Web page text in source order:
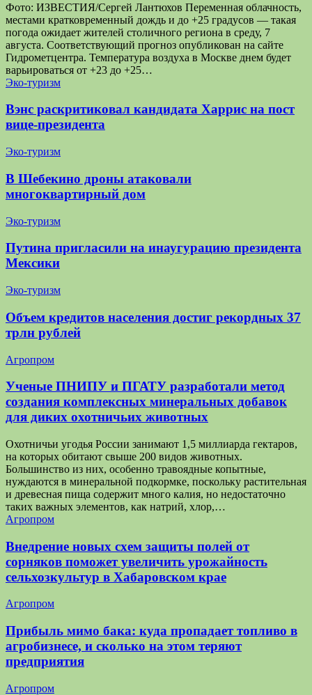
Фото: ИЗВЕСТИЯ/Сергей Лантюхов Переменная облачность,
местами кратковременный дождь и до +25 градусов — такая
погода ожидает жителей столичного региона в среду, 7
августа. Соответствующий прогноз опубликован на сайте
Гидрометцентра. Температура воздуха в Москве днем будет
варьироваться от +23 до +25…
Эко-туризм
Вэнс раскритиковал кандидата Харрис на пост
вице-президента
Эко-туризм
В Шебекино дроны атаковали
многоквартирный дом
Эко-туризм
Путина пригласили на инаугурацию президента
Мексики
Эко-туризм
Объем кредитов населения достиг рекордных 37
трлн рублей
Агропром
Ученые ПНИПУ и ПГАТУ разработали метод
создания комплексных минеральных добавок
для диких охотничьих животных
Охотничьи угодья России занимают 1,5 миллиарда гектаров,
на которых обитают свыше 200 видов животных.
Большинство из них, особенно травоядные копытные,
нуждаются в минеральной подкормке, поскольку растительная
и древесная пища содержит много калия, но недостаточно
таких важных элементов, как натрий, хлор,…
Агропром
Внедрение новых схем защиты полей от
сорняков поможет увеличить урожайность
сельхозкультур в Хабаровском крае
Агропром
Прибыль мимо бака: куда пропадает топливо в
агробизнесе, и сколько на этом теряют
предприятия
Агропром